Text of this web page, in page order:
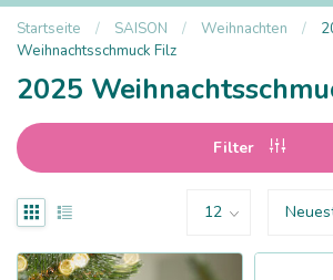
Startseite / SAISON / Weihnachten /
Weihnachtsschmuck Filz
2025
Filter